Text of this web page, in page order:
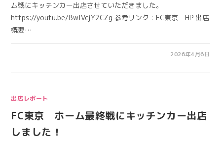
ム戦にキッチンカー出店させていただきました。
https://youtu.be/BwlVcjY2CZg 参考リンク：FC東京 HP 出店
概要…
2026年4月6日
出店レポート
FC東京 ホーム最終戦にキッチンカー出店
しました！